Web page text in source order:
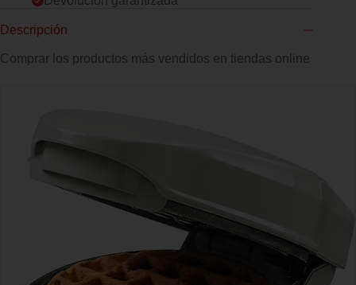
Descripción
Comprar los productos más vendidos en tiendas online